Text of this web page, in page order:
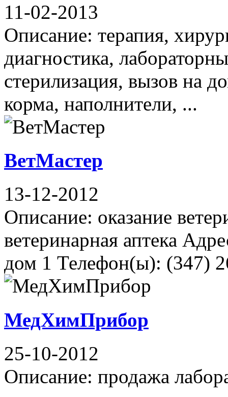
11-02-2013
Описание: терапия,
диагностика,
стерилизация, вызов на
корма, наполнители, ...
ВетМастер
13-12-2012
Описание: оказание
ветеринарная аптека
дом 1 Телефон(ы): (347)
МедХимПрибор
25-10-2012
Описание: продажа